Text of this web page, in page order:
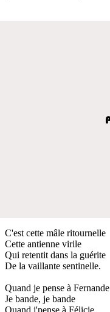
C'est cette mâle ritournelle
Cette antienne virile
Qui retentit dans la guérite
De la vaillante sentinelle.
Quand je pense à Fernande
Je bande, je bande
Quand j'pense à Félicie